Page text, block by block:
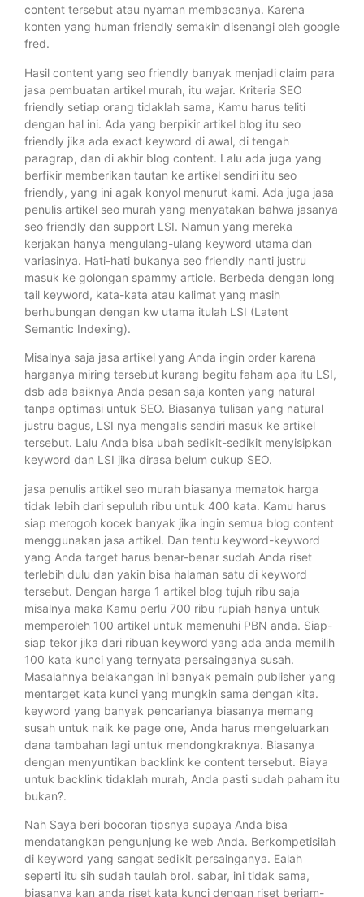
content tersebut atau nyaman membacanya. Karena
konten yang human friendly semakin disenangi oleh google
fred.
Hasil content yang seo friendly banyak menjadi claim para
jasa pembuatan artikel murah, itu wajar. Kriteria SEO
friendly setiap orang tidaklah sama, Kamu harus teliti
dengan hal ini. Ada yang berpikir artikel blog itu seo
friendly jika ada exact keyword di awal, di tengah
paragrap, dan di akhir blog content. Lalu ada juga yang
berfikir memberikan tautan ke artikel sendiri itu seo
friendly, yang ini agak konyol menurut kami. Ada juga jasa
penulis artikel seo murah yang menyatakan bahwa jasanya
seo friendly dan support LSI. Namun yang mereka
kerjakan hanya mengulang-ulang keyword utama dan
variasinya. Hati-hati bukanya seo friendly nanti justru
masuk ke golongan spammy article. Berbeda dengan long
tail keyword, kata-kata atau kalimat yang masih
berhubungan dengan kw utama itulah LSI (Latent
Semantic Indexing).
Misalnya saja jasa artikel yang Anda ingin order karena
harganya miring tersebut kurang begitu faham apa itu LSI,
dsb ada baiknya Anda pesan saja konten yang natural
tanpa optimasi untuk SEO. Biasanya tulisan yang natural
justru bagus, LSI nya mengalis sendiri masuk ke artikel
tersebut. Lalu Anda bisa ubah sedikit-sedikit menyisipkan
keyword dan LSI jika dirasa belum cukup SEO.
jasa penulis artikel seo murah biasanya mematok harga
tidak lebih dari sepuluh ribu untuk 400 kata. Kamu harus
siap merogoh kocek banyak jika ingin semua blog content
menggunakan jasa artikel. Dan tentu keyword-keyword
yang Anda target harus benar-benar sudah Anda riset
terlebih dulu dan yakin bisa halaman satu di keyword
tersebut. Dengan harga 1 artikel blog tujuh ribu saja
misalnya maka Kamu perlu 700 ribu rupiah hanya untuk
memperoleh 100 artikel untuk memenuhi PBN anda. Siap-
siap tekor jika dari ribuan keyword yang ada anda memilih
100 kata kunci yang ternyata persainganya susah.
Masalahnya belakangan ini banyak pemain publisher yang
mentarget kata kunci yang mungkin sama dengan kita.
keyword yang banyak pencarianya biasanya memang
susah untuk naik ke page one, Anda harus mengeluarkan
dana tambahan lagi untuk mendongkraknya. Biasanya
dengan menyuntikan backlink ke content tersebut. Biaya
untuk backlink tidaklah murah, Anda pasti sudah paham itu
bukan?.
Nah Saya beri bocoran tipsnya supaya Anda bisa
mendatangkan pengunjung ke web Anda. Berkompetisilah
di keyword yang sangat sedikit persainganya. Ealah
seperti itu sih sudah taulah bro!. sabar, ini tidak sama,
biasanya kan anda riset kata kunci dengan riset berjam-